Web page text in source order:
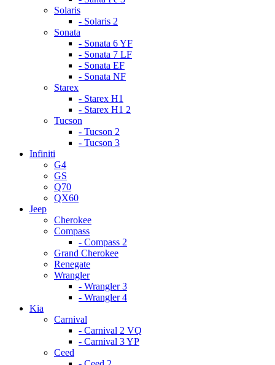
Solaris
- Solaris 2
Sonata
- Sonata 6 YF
- Sonata 7 LF
- Sonata EF
- Sonata NF
Starex
- Starex H1
- Starex H1 2
Tucson
- Tucson 2
- Tucson 3
Infiniti
G4
GS
Q70
QX60
Jeep
Cherokee
Compass
- Compass 2
Grand Cherokee
Renegate
Wrangler
- Wrangler 3
- Wrangler 4
Kia
Carnival
- Carnival 2 VQ
- Carnival 3 YP
Ceed